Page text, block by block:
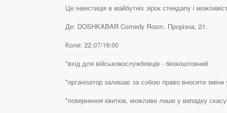
Це інвестиція в майбутніх зірок стендапу і
Де: DOSHKABAR Comedy Room. Прорізна, 21.
Коли: 22.07/19:00
*вхід для військовослужбовців - безкоштовний
*організатор залишає за собою право вносити зміни
*повернення квитків, можливе лише у випадку